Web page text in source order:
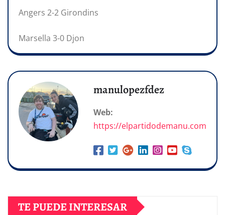
Angers 2-2 Girondins
Marsella 3-0 Djon
manulopezfdez
Web:
https://elpartidodemanu.com
TE PUEDE INTERESAR